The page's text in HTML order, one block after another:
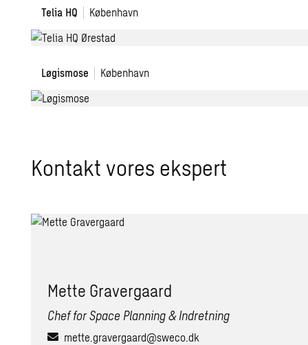
Telia HQ
København
Design
Telia
Ørestad
Løgismose København
Løgismose
Kontakt vores ekspert
Mette Gra­ver­gaard
Chef for Space Planning & Indretning
mette.gravergaard@sweco.dk